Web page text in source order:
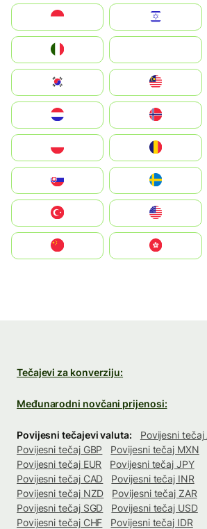
South Korea
United States
中國香港特別行政區
Tečajevi za konverziju:
Međunarodni novčani prijenosi:
Povijesni tečajevi valuta:
Povijesni tečaj
Povijesni tečaj GBP
Povijesni tečaj MXN
Povijesni tečaj EUR
Povijesni tečaj JPY
Povijesni tečaj CAD
Povijesni tečaj INR
Povijesni tečaj NZD
Povijesni tečaj ZAR
Povijesni tečaj SGD
Povijesni tečaj USD
Povijesni tečaj CHF
Povijesni tečaj IDR